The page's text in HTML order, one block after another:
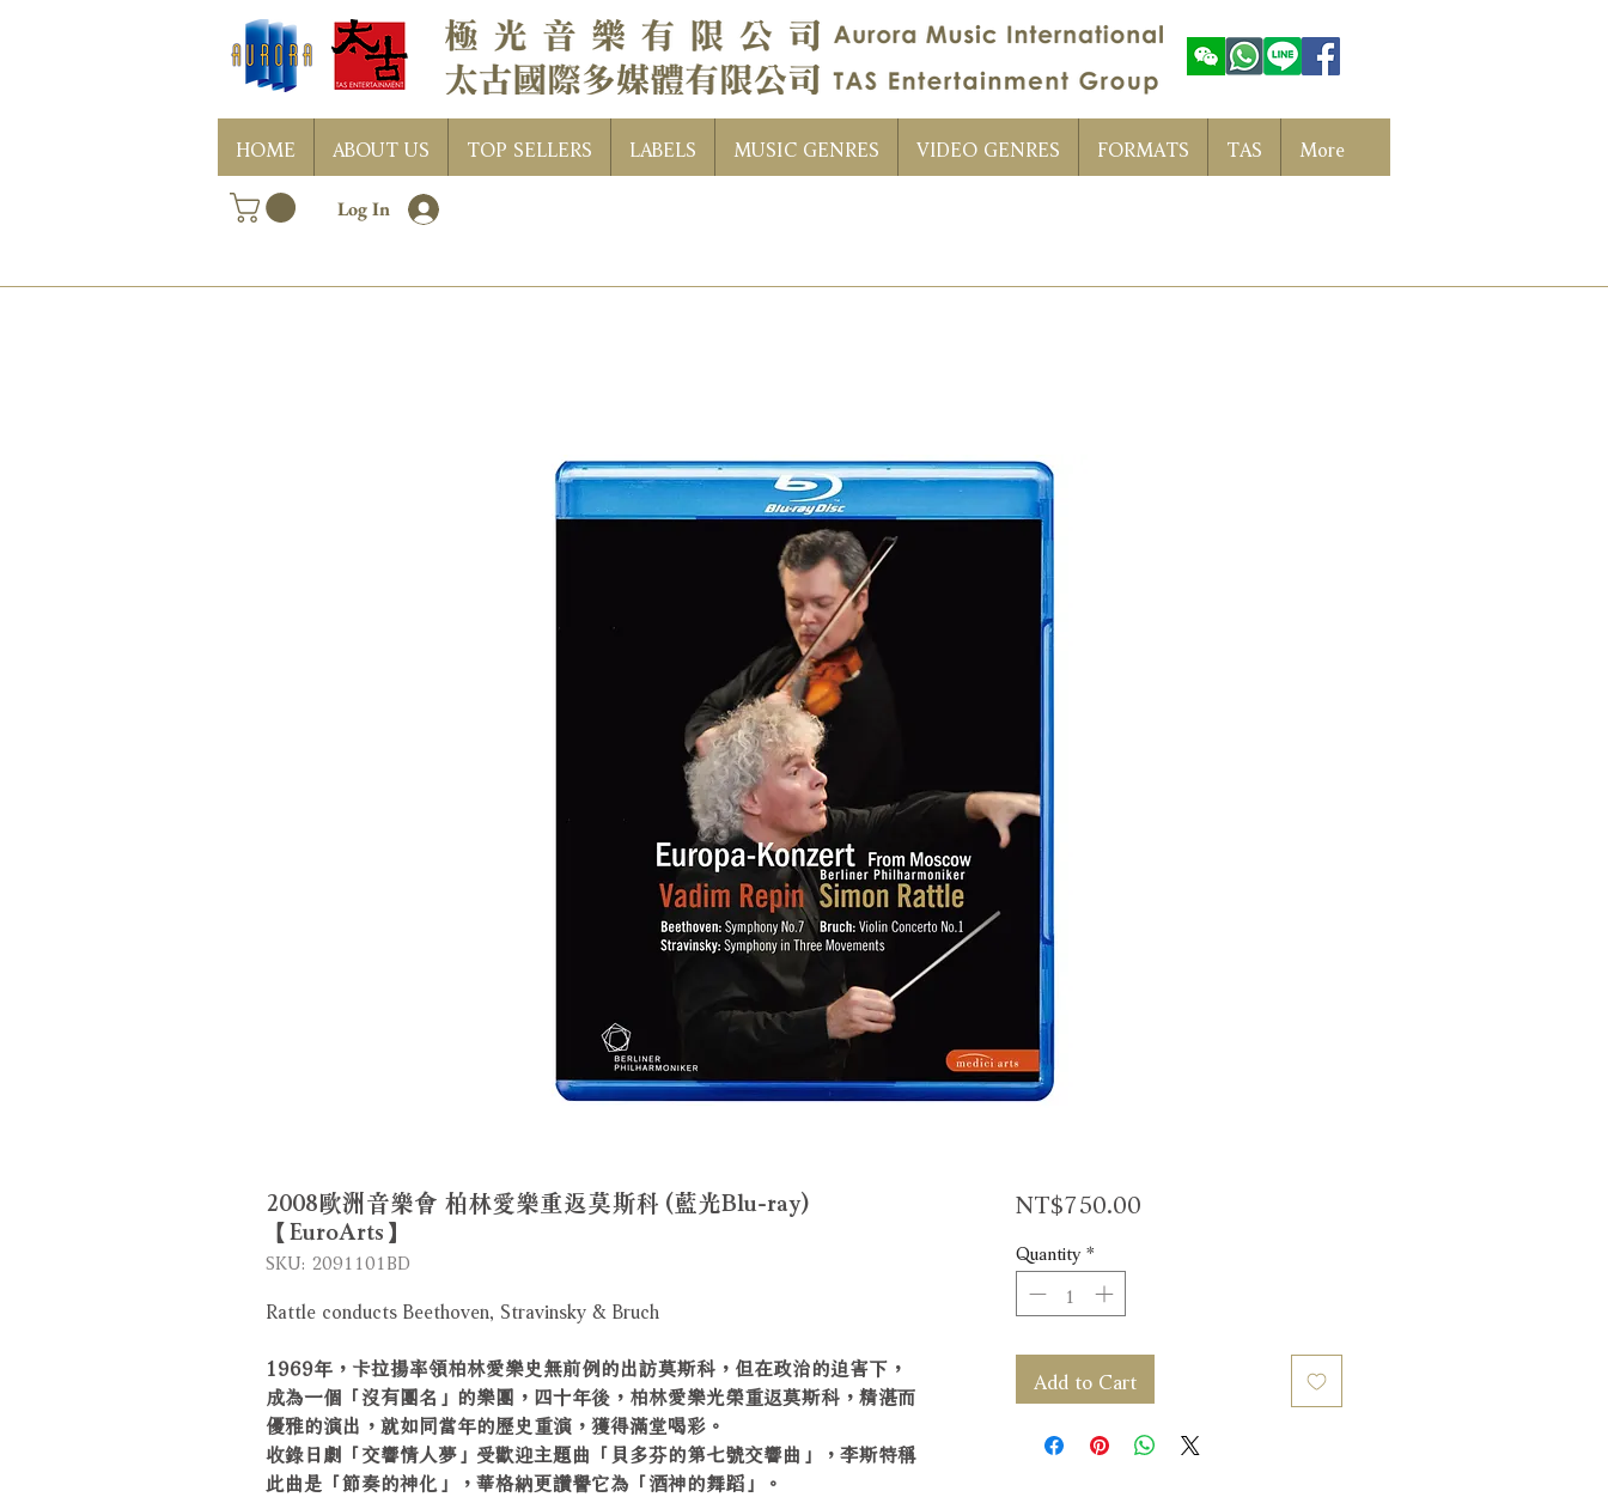
HOME ABOUT US TOP SELLERS LABELS MUSIC GENRES VIDEO GENRES FORMATS TAS More
Log In
2008歐洲音樂會 柏林愛樂重返莫斯科 (藍光Blu-ray)
【EuroArts】
SKU: 2091101BD
Rattle conducts Beethoven, Stravinsky & Bruch
1969年，卡拉揚率領柏林愛樂史無前例的出訪莫斯科，但在政治的迫害下，
成為一個「沒有團名」的樂團，四十年後，柏林愛樂光榮重返莫斯科，精湛而
優雅的演出，就如同當年的歷史重演，獲得滿堂喝彩。
收錄日劇「交響情人夢」受歡迎主題曲「貝多芬的第七號交響曲」，李斯特稱
此曲是「節奏的神化」，華格納更讚譽它為「酒神的舞蹈」。
NT$750.00Price
Quantity *
Add to Cart